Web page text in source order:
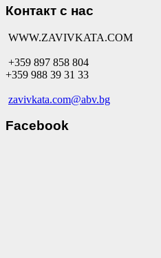
Контакт с нас
WWW.ZAVIVKATA.COM
+359 897 858 804
+359 988 39 31 33
zavivkata.com@abv.bg
Facebook